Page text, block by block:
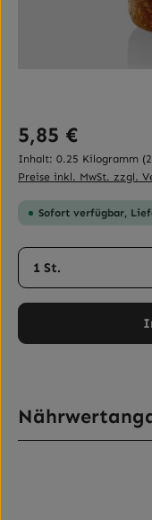
Regulärer Preis:
5,85 €
Inhalt: 0.25 Kilogramm
Preise inkl. MwSt. zzgl.
Sofort verfügbar,
Produkt Anzahl: